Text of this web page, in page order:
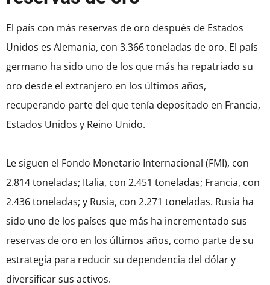
El país con más reservas de oro después de Estados
Unidos es Alemania, con 3.366 toneladas de oro. El país
germano ha sido uno de los que más ha repatriado su
oro desde el extranjero en los últimos años,
recuperando parte del que tenía depositado en Francia,
Estados Unidos y Reino Unido.
Le siguen el Fondo Monetario Internacional (FMI), con
2.814 toneladas; Italia, con 2.451 toneladas; Francia, con
2.436 toneladas; y Rusia, con 2.271 toneladas. Rusia ha
sido uno de los países que más ha incrementado sus
reservas de oro en los últimos años, como parte de su
estrategia para reducir su dependencia del dólar y
diversificar sus activos.